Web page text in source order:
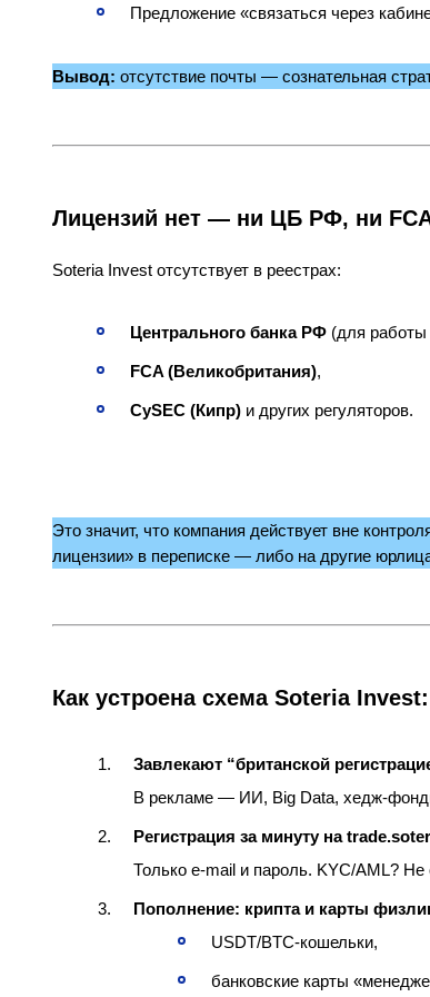
Предложение «связаться через
Вывод: отсутствие почты — сознательная
Лицензий нет — ни ЦБ РФ, ни
Soteria Invest отсутствует в реестрах:
Центрального банка РФ (для работы
FCA (Великобритания),
CySEC (Кипр) и других регуляторов.
Это значит, что компания действует вне
лицензии» в переписке — либо на другие
Как устроена схема Soteria
Завлекают “британской
В рекламе — ИИ, Big Data,
Регистрация за минуту на
Только e‑mail и пароль. KYC/AML?
Пополнение: крипта и карты
USDT/BTC‑кошельки,
банковские карты